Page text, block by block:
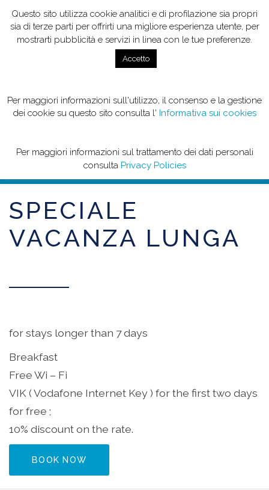
LONG HOLIDAY SPECIAL
SPECIALE
VACANZA LUNGA
for stays longer than 7 days
Breakfast
Free Wi – Fi
VIK ( Vodafone Internet Key ) for the first two days
for free ;
10% discount on the rate.
BOOK NOW
Questo sito utilizza cookie analitici e di profilazione sia propri
sia di terze parti per offrirti una migliore esperienza utente, per
mostrarti pubblicità e servizi in linea con le tue preferenze.
Accetto
Per maggiori informazioni sull'utilizzo, il consenso e la gestione
dei cookie su questo sito consulta l' Informativa sui cookies
Per maggiori informazioni sul trattamento dei dati personali
consulta Privacy Policies